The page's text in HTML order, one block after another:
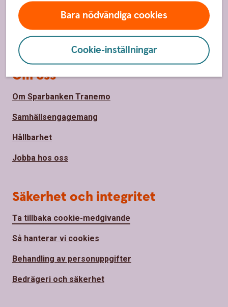
Bara nödvändiga cookies
Cookie-inställningar
Bli kund
Priser, räntor och kurser
Om oss
Om Sparbanken Tranemo
Samhällsengagemang
Hållbarhet
Jobba hos oss
Säkerhet och integritet
Ta tillbaka cookie-medgivande
Så hanterar vi cookies
Behandling av personuppgifter
Bedrägeri och säkerhet